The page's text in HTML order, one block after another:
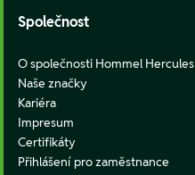
Společnost
O společnosti Hommel Hercules
Naše značky
Kariéra
Impresum
Certifikáty
Přihlášení pro zaměstnance